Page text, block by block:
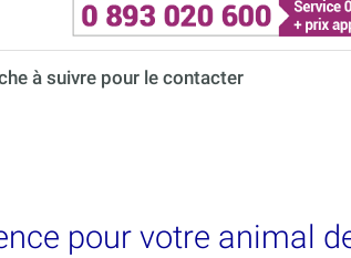
à suivre pour le contacter
pour votre animal